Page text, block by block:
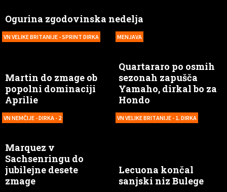
VN VELIKE BRITANIJE - SPRINT DIRKA
Martin do zmage ob
popolni dominaciji
Aprilie
Ogurina zgodovinska nedelja
MENJAVA
Quartararo po osmih
sezonah zapušča
Yamaho, dirkal bo za
Hondo
VN NEMČIJE - DIRKA - 2
Marquez v
Sachsenringu do
jubilejne desete
zmage
VN VELIKE BRITANIJE - 1. DIRKA
Lecuona končal
sanjski niz Bulege